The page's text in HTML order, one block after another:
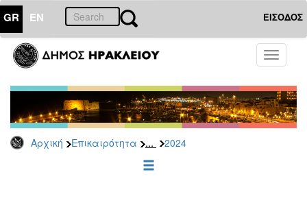
GR EN ΕΙΣΟΔΟΣ
Toggle
Αρχική Επικαιρότητα ... 2024
ΕΠΙΚΑΙΡΟΤΗΤΑ
Τύπου
Αρχείο
2026
2025